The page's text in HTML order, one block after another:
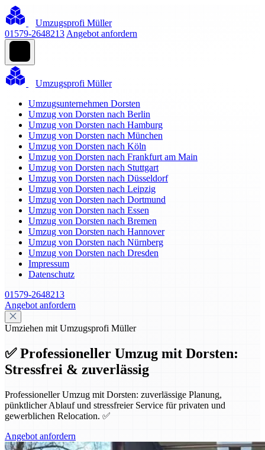
Umzugsprofi Müller
01579-2648213 Angebot anfordern
Umzugsprofi Müller
Umzugsunternehmen Dorsten
Umzug von Dorsten nach Berlin
Umzug von Dorsten nach Hamburg
Umzug von Dorsten nach München
Umzug von Dorsten nach Köln
Umzug von Dorsten nach Frankfurt am Main
Umzug von Dorsten nach Stuttgart
Umzug von Dorsten nach Düsseldorf
Umzug von Dorsten nach Leipzig
Umzug von Dorsten nach Dortmund
Umzug von Dorsten nach Essen
Umzug von Dorsten nach Bremen
Umzug von Dorsten nach Hannover
Umzug von Dorsten nach Nürnberg
Umzug von Dorsten nach Dresden
Impressum
Datenschutz
01579-2648213
Angebot anfordern
Umziehen mit Umzugsprofi Müller
✅ Professioneller Umzug mit Dorsten:
Stressfrei & zuverlässig
Professioneller Umzug mit Dorsten: zuverlässige Planung,
pünktlicher Ablauf und stressfreier Service für privaten und
gewerblichen Relocation. ✅
Angebot anfordern